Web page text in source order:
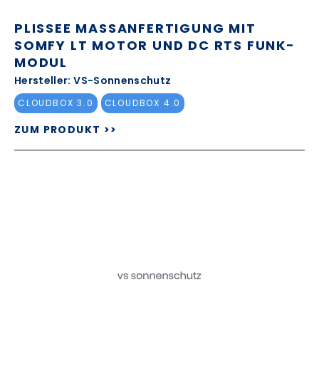
PLISSEE MASSANFERTIGUNG MIT S
OMFY LT MOTOR UND DC RTS FUNK-M
ODUL
Hersteller: VS-Sonnenschutz
CLOUDBOX 3.0 CLOUDBOX 4.0
ZUM PRODUKT >>